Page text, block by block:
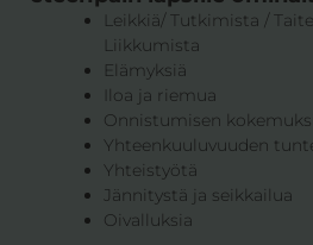
Leikkiä/ Tutkimista /
Liikkumista
Elämyksiä
Iloa ja riemua
Onnistumisen
Yhteenkuuluvuuden
Yhteistyötä
Jännitystä ja seikkailua
Oivalluksia